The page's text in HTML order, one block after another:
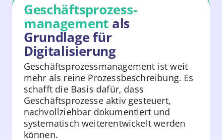
Geschäftsprozess­
management als
Grundlage für
Digitalisierung
Geschäftsprozessmanagement ist weit
mehr als reine Prozessbeschreibung. Es
schafft die Basis dafür, dass
Geschäftsprozesse aktiv gesteuert,
nachvollziehbar dokumentiert und
systematisch weiterentwickelt werden
können.